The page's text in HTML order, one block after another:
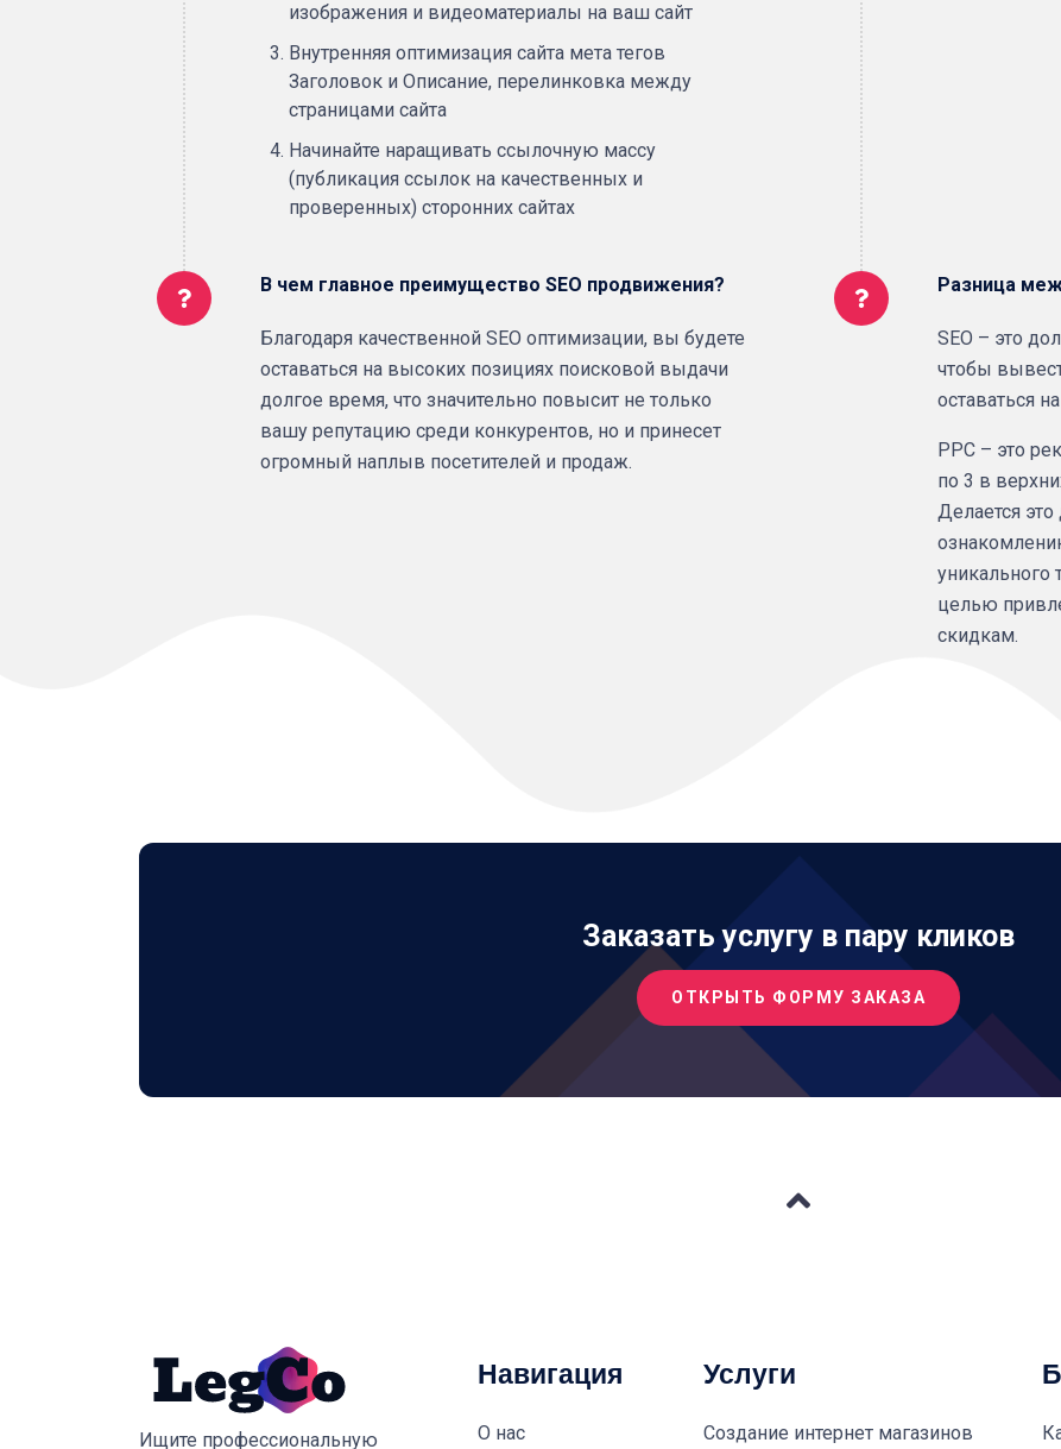
изображения и видеоматериалы на ваш сайт
Внутренняя оптимизация сайта мета тегов
Заголовок и Описание, перелинковка между
страницами сайта
Начинайте наращивать ссылочную массу
(публикация ссылок на качественных и
проверенных) сторонних сайтах
В чем главное преимущество SEO продвижения?
Благодаря качественной SEO оптимизации, вы будете
оставаться на высоких позициях поисковой выдачи
долгое время, что значительно повысит не только
вашу репутацию среди конкурентов, но и принесет
огромный наплыв посетителей и продаж.
Разница
SEO – это
чтобы
оставаться
PPC – это
по 3 в
Делается
уникального
целью
скидкам.
Заказать услугу в пару кликов
ОТКРЫТЬ ФОРМУ ЗАКАЗА
Ищите профессиональную
Навигация
О нас
Услуги
Создание интернет магазинов